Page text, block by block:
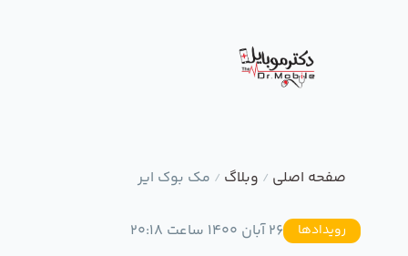
صفحه اصلی / وبلاگ / مک بوک ایر
رویدادها 26 آبان 1400 ساعت 20:18